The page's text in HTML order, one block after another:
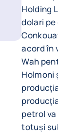
Holding
dolari
acord în
Wah
Holmoni
petrol
totuși